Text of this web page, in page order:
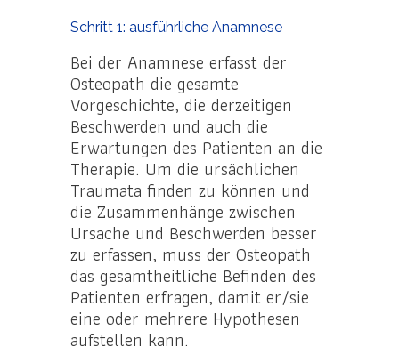
Schritt 1: ausführliche Anamnese
Bei der Anamnese erfasst der
Osteopath die gesamte
Vorgeschichte, die derzeitigen
Beschwerden und auch die
Erwartungen des Patienten an die
Therapie. Um die ursächlichen
Traumata finden zu können und
die Zusammenhänge zwischen
Ursache und Beschwerden besser
zu erfassen, muss der Osteopath
das gesamtheitliche Befinden des
Patienten erfragen, damit er/sie
eine oder mehrere Hypothesen
aufstellen kann.